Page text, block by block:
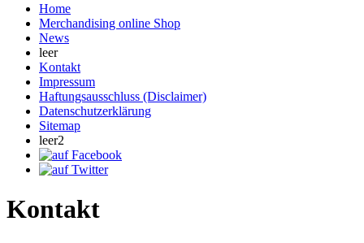
Home
Merchandising online Shop
News
leer
Kontakt
Impressum
Haftungsausschluss (Disclaimer)
Datenschutzerklärung
Sitemap
leer2
Kontakt